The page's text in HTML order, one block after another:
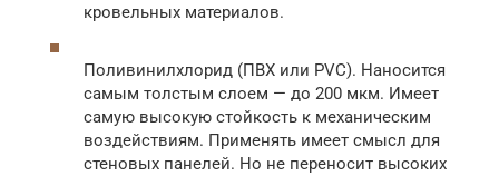
кровельных материалов.
Поливинилхлорид (ПВХ или PVC). Наносится
самым толстым слоем — до 200 мкм. Имеет
самую высокую стойкость к механическим
воздействиям. Применять имеет смысл для
стеновых панелей. Но не переносит высоких